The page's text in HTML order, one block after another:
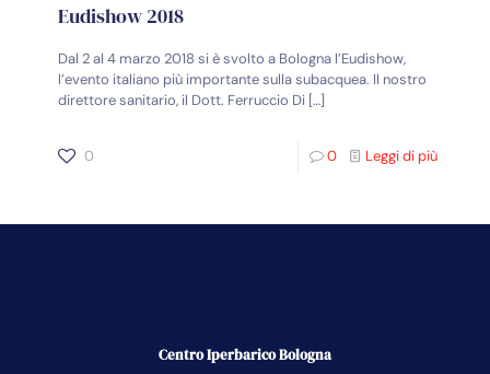
Eudishow 2018
Dal 2 al 4 marzo 2018 si è svolto a Bologna l’Eudishow,
l’evento italiano più importante sulla subacquea. Il nostro
direttore sanitario, il Dott. Ferruccio Di […]
0 0 Leggi di più
Centro Iperbarico Bologna